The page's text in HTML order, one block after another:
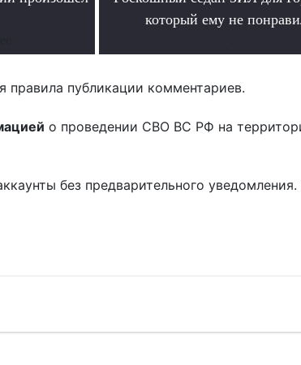
который ему не
публикации комментариев.
о проведении СВО ВС РФ на
без предварительного уведомления.